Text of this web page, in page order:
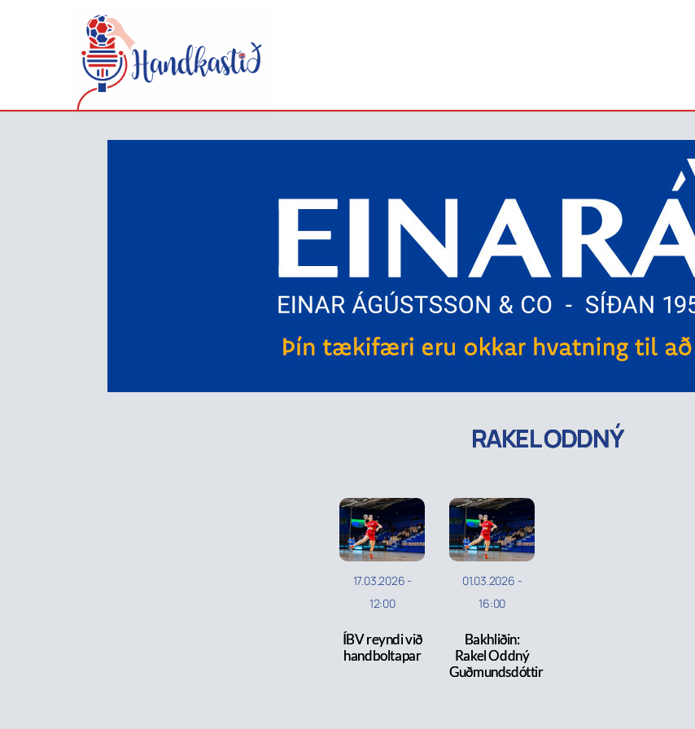
RAKEL ODDNÝ
17.03.2026 -
12:00
ÍBV reyndi við
handboltapar
01.03.2026 -
16:00
Bakhliðin:
Rakel Oddný
Guðmundsdóttir